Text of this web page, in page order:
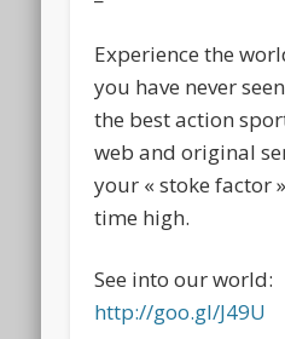
Experience the
you have never
the best action
web and original
your « stoke factor
time high.
See into our world:
http://goo.gl/J49U